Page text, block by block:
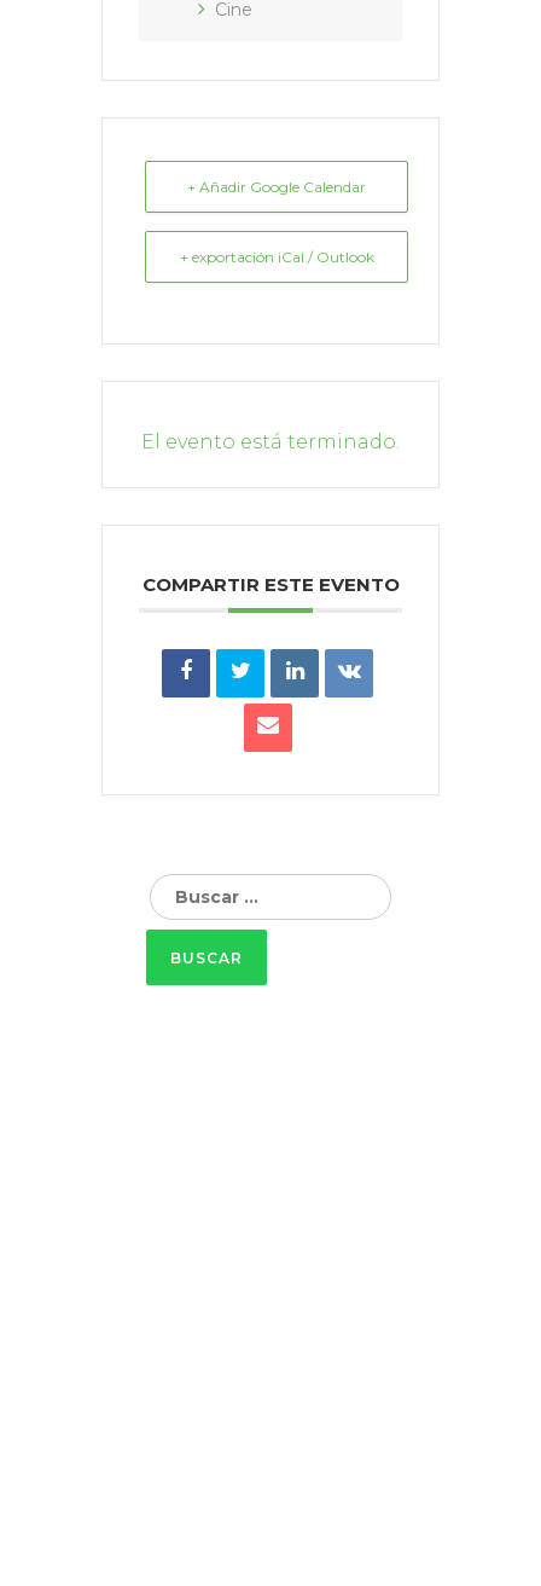
Cine
+ Añadir Google Calendar
+ exportación iCal / Outlook
El evento está terminado.
COMPARTIR ESTE EVENTO
Buscar: